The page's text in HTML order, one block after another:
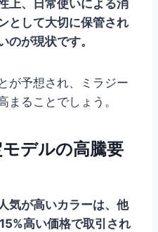
上、日常使いによる消
として大切に保管され
のが現状です。
が予想され、ミラジー
まることでしょう。
デルの高騰要
気が高いカラーは、他
高い価格で取引され